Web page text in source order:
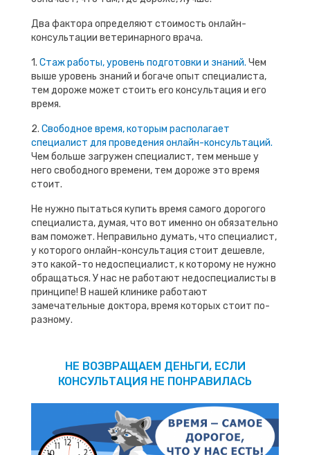
Два фактора определяют стоимость онлайн-
консультации ветеринарного врача.
1. Стаж работы, уровень подготовки и знаний. Чем
выше уровень знаний и богаче опыт специалиста,
тем дороже может стоить его консультация и его
время.
2. Свободное время, которым располагает
специалист для проведения онлайн-консультаций.
Чем больше загружен специалист, тем меньше у
него свободного времени, тем дороже это время
стоит.
Не нужно пытаться купить время самого дорогого
специалиста, думая, что вот именно он обязательно
вам поможет. Неправильно думать, что специалист,
у которого онлайн-консультация стоит дешевле,
это какой-то недоспециалист, к которому не нужно
обращаться. У нас не работают недоспециалисты в
принципе! В нашей клинике работают
замечательные доктора, время которых стоит по-
разному.
НЕ ВОЗВРАЩАЕМ ДЕНЬГИ, ЕСЛИ
КОНСУЛЬТАЦИЯ НЕ ПОНРАВИЛАСЬ